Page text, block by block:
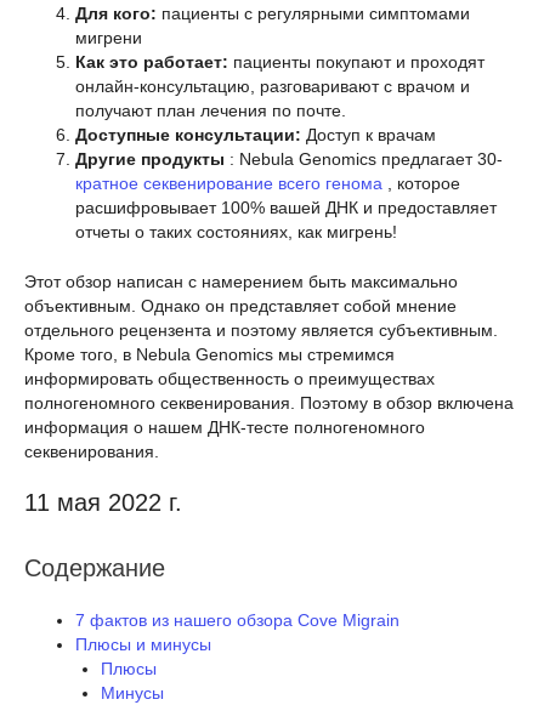
Для кого: пациенты с регулярными симптомами
мигрени
Как это работает: пациенты покупают и проходят
онлайн-консультацию, разговаривают с врачом и
получают план лечения по почте.
Доступные консультации: Доступ к врачам
Другие продукты : Nebula Genomics предлагает 30-
кратное секвенирование всего генома , которое
расшифровывает 100% вашей ДНК и предоставляет
отчеты о таких состояниях, как мигрень!
Этот обзор написан с намерением быть максимально
объективным. Однако он представляет собой мнение
отдельного рецензента и поэтому является субъективным.
Кроме того, в Nebula Genomics мы стремимся
информировать общественность о преимуществах
полногеномного секвенирования. Поэтому в обзор включена
информация о нашем ДНК-тесте полногеномного
секвенирования.
11 мая 2022 г.
Содержание
7 фактов из нашего обзора Cove Migrain
Плюсы и минусы
Плюсы
Минусы